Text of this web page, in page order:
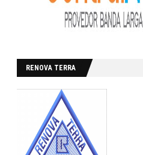
RENOVA TERRA